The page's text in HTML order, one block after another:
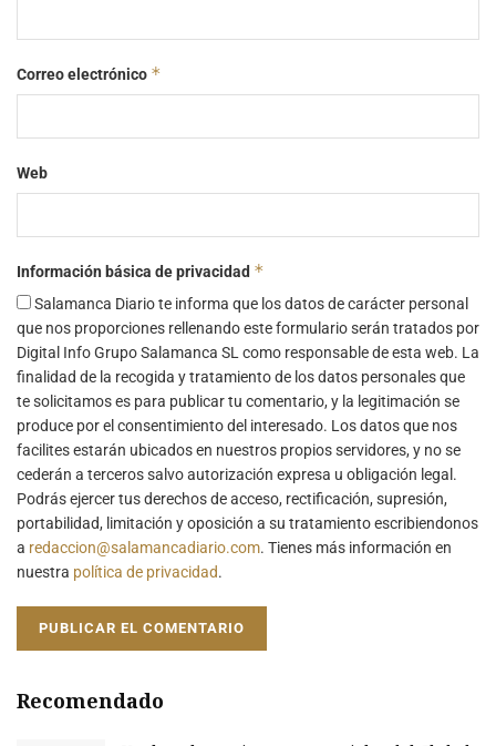
Correo electrónico *
Web
Información básica de privacidad *
Salamanca Diario te informa que los datos de carácter personal
que nos proporciones rellenando este formulario serán tratados por
Digital Info Grupo Salamanca SL como responsable de esta web. La
finalidad de la recogida y tratamiento de los datos personales que
te solicitamos es para publicar tu comentario, y la legitimación se
produce por el consentimiento del interesado. Los datos que nos
facilites estarán ubicados en nuestros propios servidores, y no se
cederán a terceros salvo autorización expresa u obligación legal.
Podrás ejercer tus derechos de acceso, rectificación, supresión,
portabilidad, limitación y oposición a su tratamiento escribiendonos
a redaccion@salamancadiario.com. Tienes más información en
nuestra política de privacidad.
Recomendado